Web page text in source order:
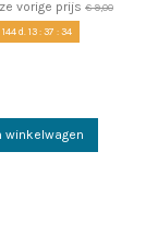
vorige prijs € 9,00
144d. 13:37 :34
winkelwagen